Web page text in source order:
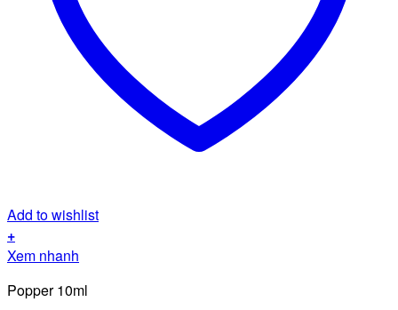
Add to wishlist
+
Xem nhanh
Popper 10ml